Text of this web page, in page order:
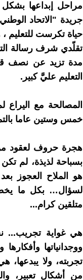
مراحل إبداعها
جريدة "الاتحاد
حياة تكرست
تقلّدي شرف رسالة
مدة تزيد عن نصف
التعليم عليَّ كبير.
المصالحة مع
خمس وستين عاما
هجرة حروف لعقود
بسباحة لذيذة، لم
هو الملاح العجوز
لسؤال… بكل ما
متلقين كرام...
هي غواية تجريب...
ووجدانياتها
تجربته، ولا
من أشكال تعبير،